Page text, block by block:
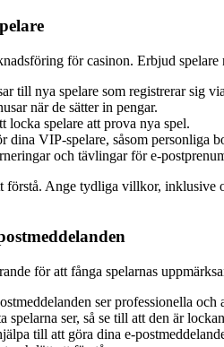
för casinon. Erbjud
till nya spelare som registrerar sig
när de sätter in pengar.
locka spelare att prova nya spel.
dina VIP-spelare, såsom personliga
och tävlingar för e-
Ange tydliga villkor, inklusive
för att fånga spelarnas
ser professionella
spelarna ser, så se till att den är
till att göra dina e-